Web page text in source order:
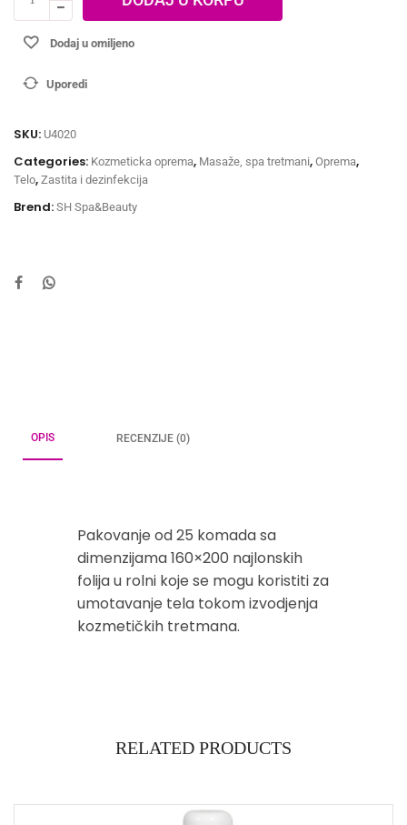
Dodaj u omiljeno
Uporedi
SKU: U4020
Categories: Kozmeticka oprema, Masaže, spa tretmani, Oprema,
Telo, Zastita i dezinfekcija
Brend: SH Spa&Beauty
OPIS RECENZIJE (0)
Pakovanje od 25 komada sa
dimenzijama 160×200 najlonskih
folija u rolni koje se mogu koristiti za
umotavanje tela tokom izvodjenja
kozmetičkih tretmana.
RELATED PRODUCTS